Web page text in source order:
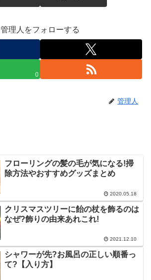
管理人をフォローする
0
管理人
フローリングの髪の毛が気になる!掃
除方法やおすすめグッズまとめ
2020.05.18
クリスマスツリーに飴の杖を飾るのは
なぜ?飾りの由来あれこれ!
2021.12.10
シャワーが先?お風呂の正しい順番っ
て?【入り方】